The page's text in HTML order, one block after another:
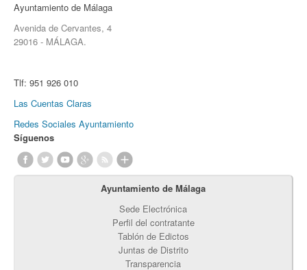
Ayuntamiento de Málaga
Avenida de Cervantes, 4
29016 - MÁLAGA.
Tlf: 951 926 010
Las Cuentas Claras
Redes Sociales Ayuntamiento
Síguenos
Ayuntamiento de Málaga
Sede Electrónica
Perfil del contratante
Tablón de Edictos
Juntas de Distrito
Transparencia